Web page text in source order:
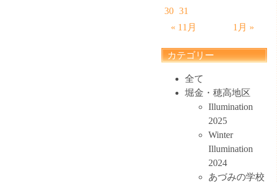
« 11月 1月 »
30 31
カテゴリー
全て
堀金・穂高地区
Illumination
2025
Winter
Illumination
2024
あづみの学校